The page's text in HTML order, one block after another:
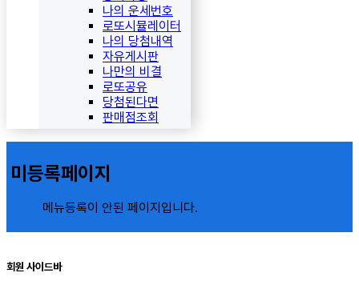
나의 운세번호
로또시뮬레이터
나의 당첨내역
자유게시판
나만의 비결
로또공유
당첨된다면
판매점조회
미등록페이지
메뉴등록이 안된 페이지입니다.
회원 사이드바